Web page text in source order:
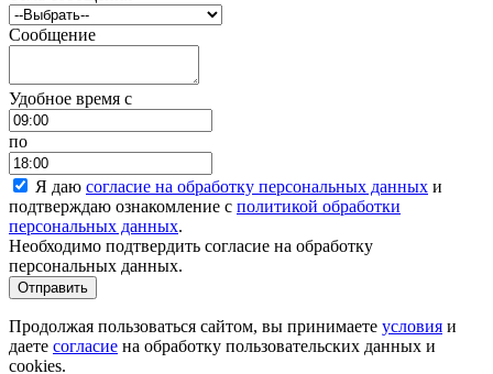
Сообщение
Удобное время c
по
Я даю согласие на обработку персональных данных и
подтверждаю ознакомление с политикой обработки
персональных данных.
Необходимо подтвердить согласие на обработку
персональных данных.
Отправить
Продолжая пользоваться сайтом, вы принимаете условия и
даете согласие на обработку пользовательских данных и
cookies.